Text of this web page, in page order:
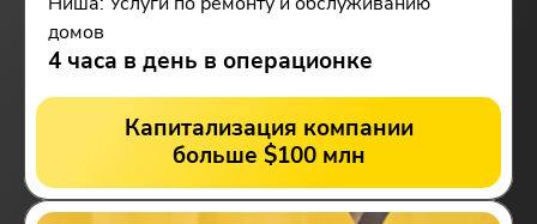
домов
4 часа в день в операционке
Капитализация компании
больше $100 млн